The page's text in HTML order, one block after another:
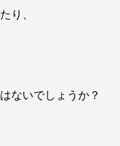
り、
ないでしょうか？